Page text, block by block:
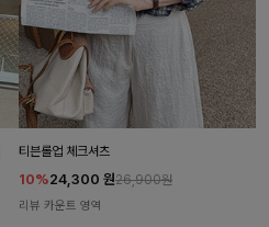
티븐롤업 체크셔츠
10%24,300 원26,900원
리뷰 카운트 영역